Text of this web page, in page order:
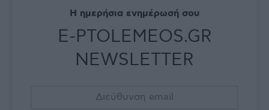
Η ημερήσια ενημέρωσή σου
E-PTOLEMEOS.GR
NEWSLETTER